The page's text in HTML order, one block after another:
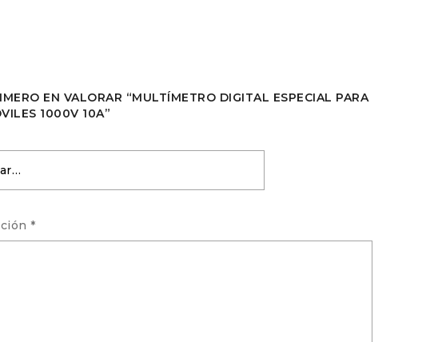
EN VALORAR “MULTÍMETRO DIGITAL ESPECIAL PARA
1000V 10A”
*